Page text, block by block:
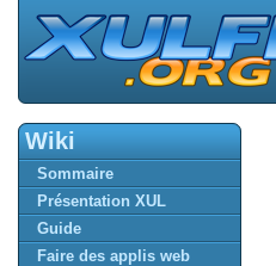
Wiki
Sommaire
Présentation XUL
Guide
Faire des applis web